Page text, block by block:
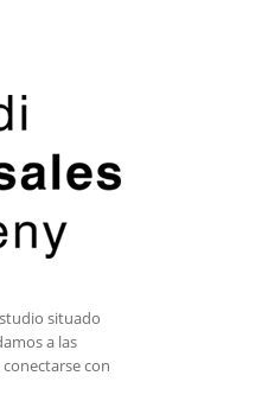
situado
a las
con